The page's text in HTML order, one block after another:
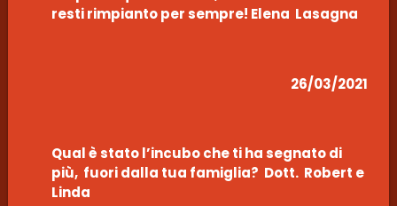
resti rimpianto per sempre! Elena Lasagna
26/03/2021
Qual è stato l’incubo che ti ha segnato di
più, fuori dalla tua famiglia? Dott. Robert e
Linda